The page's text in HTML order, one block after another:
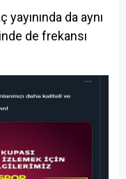
da aynı
de frekansı